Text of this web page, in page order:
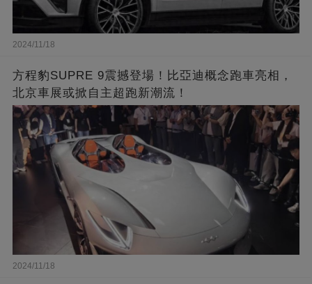
2024/11/18
方程豹SUPRE 9震撼登場！比亞迪概念跑車亮相，
北京車展或掀自主超跑新潮流！
2024/11/18